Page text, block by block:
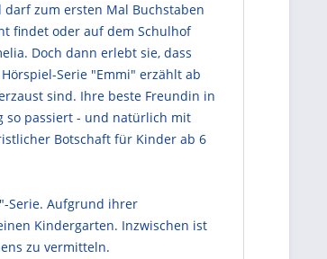
zum ersten Mal Buchstaben
findet oder auf dem Schulhof
Doch dann erlebt sie, dass
Serie "Emmi" erzählt ab
sind. Ihre beste Freundin in
so passiert - und natürlich mit
Botschaft für Kinder ab 6
Serie. Aufgrund ihrer
Kindergarten. Inzwischen ist
zu vermitteln.